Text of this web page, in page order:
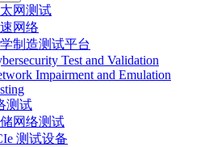
网测试
网络
制造测试平台
Test and Validation
Impairment and Emulation
测试
网络测试
测试设备